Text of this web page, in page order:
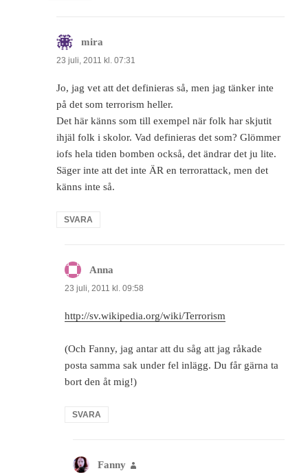
mira
23 juli, 2011 kl. 07:31
Jo, jag vet att det definieras så, men jag tänker inte
på det som terrorism heller.
Det här känns som till exempel när folk har skjutit
ihjäl folk i skolor. Vad definieras det som? Glömmer
iofs hela tiden bomben också, det ändrar det ju lite.
Säger inte att det inte ÄR en terrorattack, men det
känns inte så.
SVARA
Anna
23 juli, 2011 kl. 09:58
http://sv.wikipedia.org/wiki/Terrorism
(Och Fanny, jag antar att du såg att jag råkade
posta samma sak under fel inlägg. Du får gärna ta
bort den åt mig!)
SVARA
Fanny